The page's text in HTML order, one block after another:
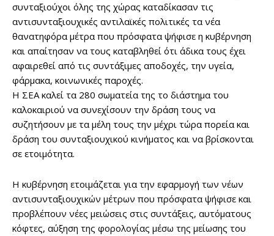
συνταξιούχοι όλης της χώρας καταδίκασαν τις
αντισυνταξιουχικές αντιλαϊκές πολιτικές τα νέα
θανατηφόρα μέτρα που πρόσφατα ψήφισε η κυβέρνηση
και απαίτησαν να τους καταβληθεί ότι άδικα τους έχει
αφαιρεθεί από τις συντάξιμες αποδοχές, την υγεία,
φάρμακα, κοινωνικές παροχές.
Η ΣΕΑ καλεί τα 280 σωματεία της το διάστημα του
καλοκαιριού να συνεχίσουν την δράση τους να
συζητήσουν με τα μέλη τους την μέχρι τώρα πορεία και
δράση του συνταξιουχικού κινήματος και να βρίσκονται
σε ετοιμότητα.
Η κυβέρνηση ετοιμάζεται για την εφαρμογή των νέων
αντισυνταξιουχικών μέτρων που πρόσφατα ψήφισε και
προβλέπουν νέες μειώσεις στις συντάξεις, αυτόματους
κόφτες, αύξηση της φορολογίας μέσω της μείωσης του